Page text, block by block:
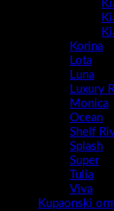
Korina
Lota
Luna
Luxury
Monica
Ocean
Shelf
Splash
Super
Tulia
Viva
Kupaonski